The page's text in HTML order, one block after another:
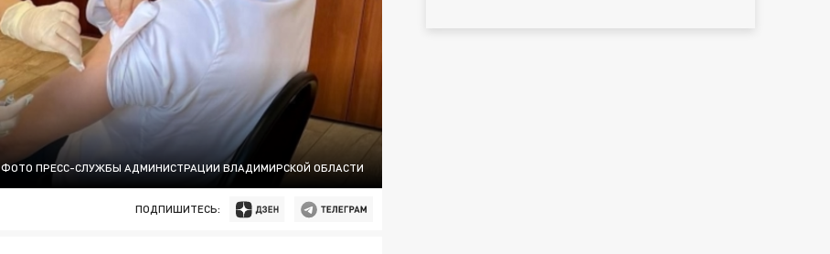
ФОТО ПРЕСС-СЛУЖБЫ АДМИНИСТРАЦИИ ВЛАДИМИРСКОЙ ОБЛАСТИ
ПОДПИШИТЕСЬ: